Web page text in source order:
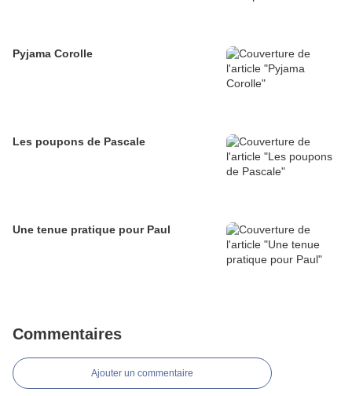
Pyjama Corolle
Les poupons de Pascale
Une tenue pratique pour Paul
Commentaires
Ajouter un commentaire